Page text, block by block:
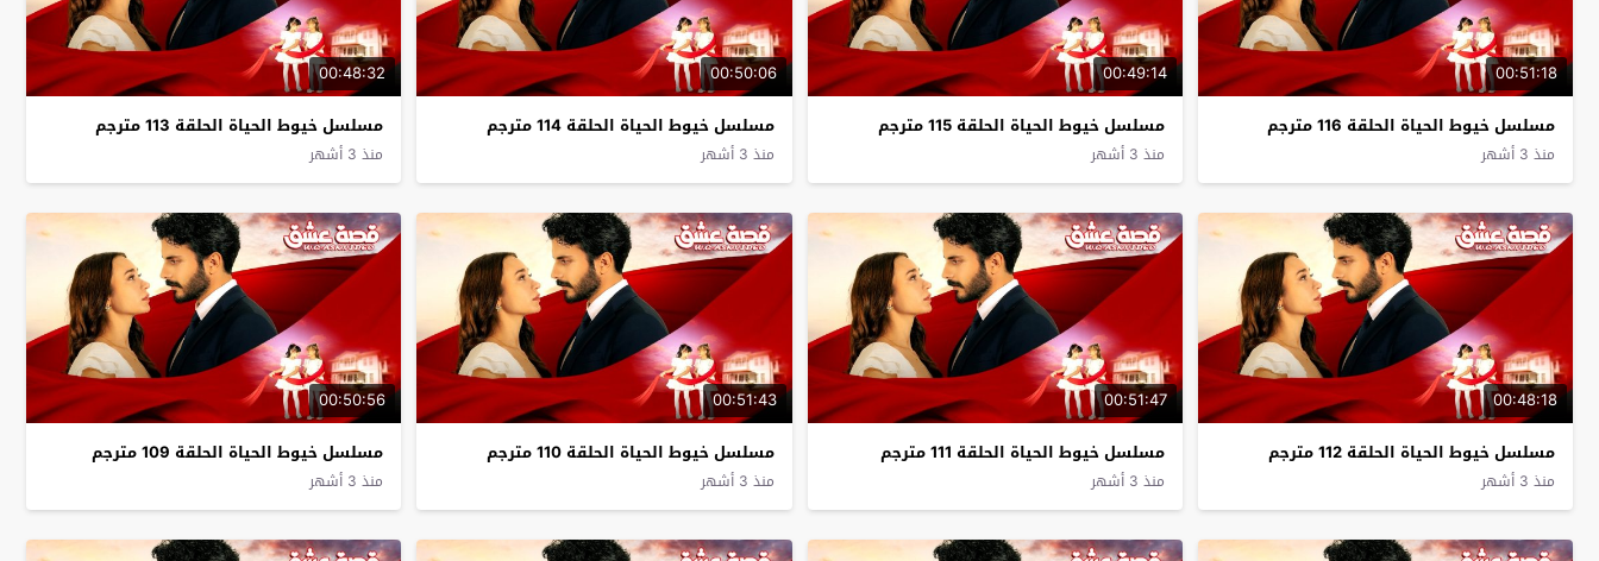
00:51:18
مسلسل خيوط الحياة الحلقة 116 مترجم
منذ 3 أشهر
00:49:14
مسلسل خيوط الحياة الحلقة 115 مترجم
منذ 3 أشهر
00:50:06
مسلسل خيوط الحياة الحلقة 114 مترجم
منذ 3 أشهر
00:48:32
مسلسل خيوط الحياة الحلقة 113 مترجم
منذ 3 أشهر
00:48:18
مسلسل خيوط الحياة الحلقة 112 مترجم
منذ 3 أشهر
00:51:47
مسلسل خيوط الحياة الحلقة 111 مترجم
منذ 3 أشهر
00:51:43
مسلسل خيوط الحياة الحلقة 110 مترجم
منذ 3 أشهر
00:50:56
مسلسل خيوط الحياة الحلقة 109 مترجم
منذ 3 أشهر